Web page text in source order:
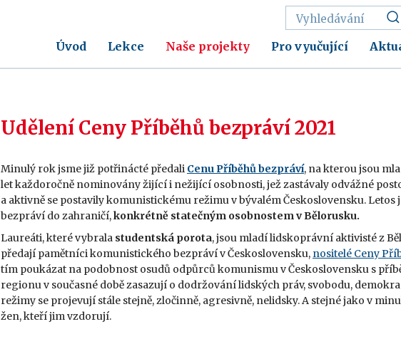
Úvod Lekce Naše projekty Pro vyučující
Udělení Ceny Příběhů bezpráví 2021
Minulý rok jsme již potřinácté předali Cenu Příběhů bezpráví, na kterou jsou
let každoročně nominovány žijící i nežijící osobnosti, jež zastávaly odvážné
a aktivně se postavily komunistickému režimu v bývalém Československu. Letos
bezpráví do zahraničí,konkrétně statečným osobnostem v Bělorusku.
Laureáti, které vybrala studentská porota,jsou mladí lidskoprávní aktivisté z
předají pamětníci komunistického bezpráví v Československu, nositelé Ceny
tím poukázat na podobnost osudů odpůrců komunismu v Československu s
regionu v současné době zasazují o dodržování lidských práv, svobodu,
režimy se projevují stále stejně, zločinně, agresivně, nelidsky. A stejné jako v
žen, kteří jim vzdorují.